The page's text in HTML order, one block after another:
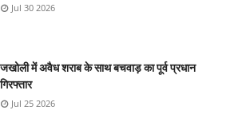
Jul 30 2026
जखोली में अवैध शराब के साथ बचवाड़ का पूर्व प्रधान
गिरफ्तार
Jul 25 2026